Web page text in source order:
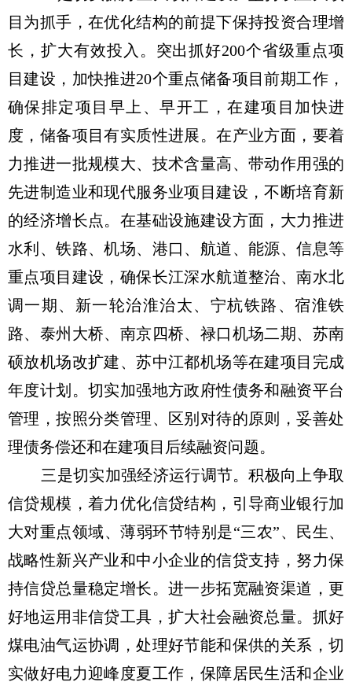
目为抓手，在优化结构的前提下保持投资合理增
长，扩大有效投入。突出抓好200个省级重点项
目建设，加快推进20个重点储备项目前期工作，
确保排定项目早上、早开工，在建项目加快进
度，储备项目有实质性进展。在产业方面，要着
力推进一批规模大、技术含量高、带动作用强的
先进制造业和现代服务业项目建设，不断培育新
的经济增长点。在基础设施建设方面，大力推进
水利、铁路、机场、港口、航道、能源、信息等
重点项目建设，确保长江深水航道整治、南水北
调一期、新一轮治淮治太、宁杭铁路、宿淮铁
路、泰州大桥、南京四桥、禄口机场二期、苏南
硕放机场改扩建、苏中江都机场等在建项目完成
年度计划。切实加强地方政府性债务和融资平台
管理，按照分类管理、区别对待的原则，妥善处
理债务偿还和在建项目后续融资问题。
三是切实加强经济运行调节。积极向上争取
信贷规模，着力优化信贷结构，引导商业银行加
大对重点领域、薄弱环节特别是“三农”、民生、
战略性新兴产业和中小企业的信贷支持，努力保
持信贷总量稳定增长。进一步拓宽融资渠道，更
好地运用非信贷工具，扩大社会融资总量。抓好
煤电油气运协调，处理好节能和保供的关系，切
实做好电力迎峰度夏工作，保障居民生活和企业